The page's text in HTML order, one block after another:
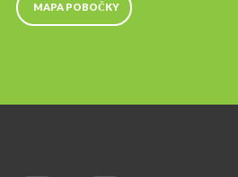
MAPA POBOČKY